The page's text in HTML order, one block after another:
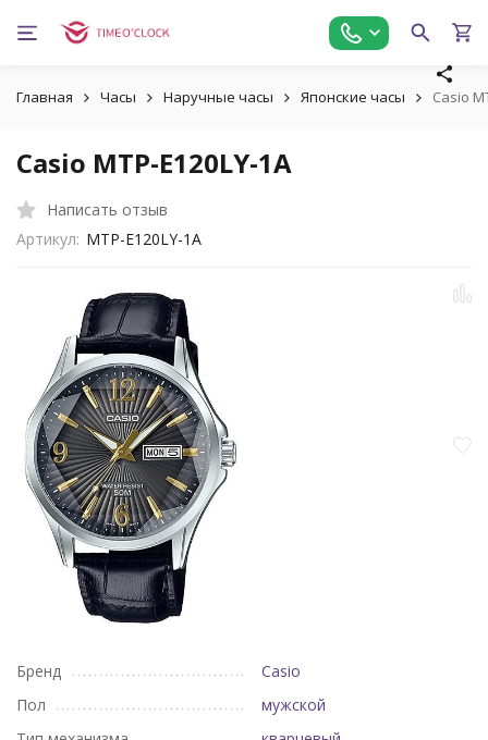
Главная Часы Наручные часы Японские часы Casio
Casio MTP-E120LY-1A
Написать отзыв
Артикул: MTP-E120LY-1A
Бренд
Casio
Пол
мужской